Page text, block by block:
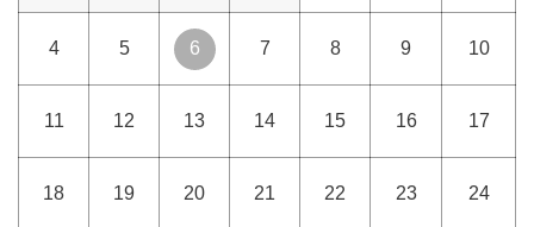
4 5 6 7 8 9 10
11 12 13 14 15 16 17
18 19 20 21 22 23 24